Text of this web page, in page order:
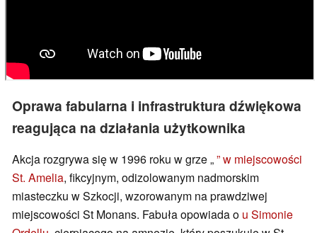
Oprawa fabularna i infrastruktura dźwiękowa
reagująca na działania użytkownika
Akcja rozgrywa się w 1996 roku w grze „” w miejscowości
St. Amelia, fikcyjnym, odizolowanym nadmorskim
miasteczku w Szkocji, wzorowanym na prawdziwej
miejscowości St Monans. Fabuła opowiada o u Simonie